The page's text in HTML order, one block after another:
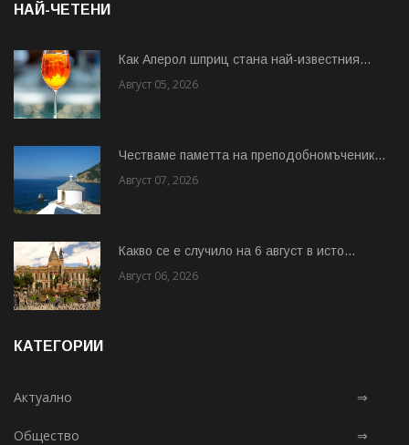
НАЙ-ЧЕТЕНИ
Как Аперол шприц стана най-известния...
Август 05, 2026
Честваме паметта на преподобномъченик...
Август 07, 2026
Какво се е случило на 6 август в исто...
Август 06, 2026
КАТЕГОРИИ
Актуално ⇒
Общество ⇒